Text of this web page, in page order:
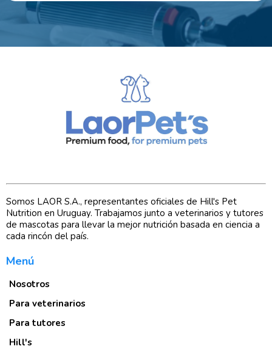
Somos LAOR S.A., representantes oficiales de Hill's Pet
Nutrition en Uruguay. Trabajamos junto a veterinarios y tutores
de mascotas para llevar la mejor nutrición basada en ciencia a
cada rincón del país.
Menú
Nosotros
Para veterinarios
Para tutores
Hill's